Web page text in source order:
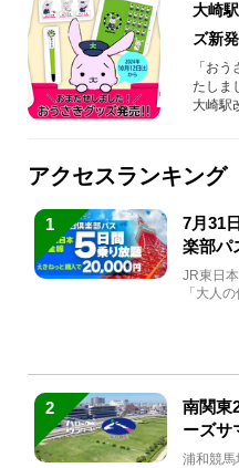
大崎
ズ新
「お
たしま
大崎駅
アクセスランキング
1
7月31
楽部パ
JR東日
「大人
2
南関東
ーズサ
馬と見
浦和競馬